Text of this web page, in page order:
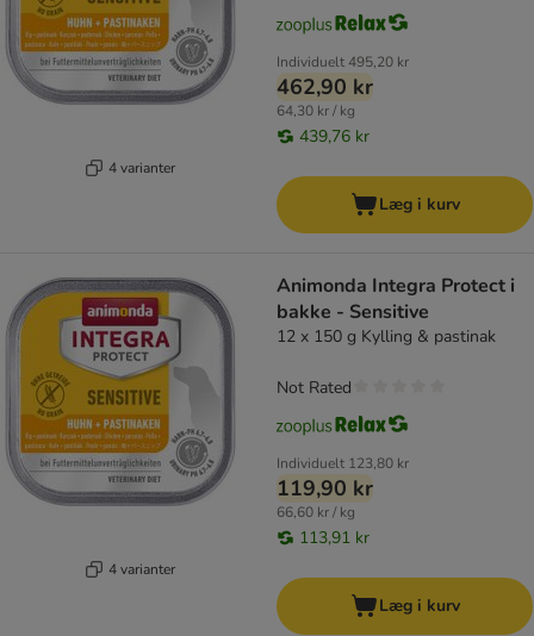
4 varianter
Individuelt495,20 kr
462,90 kr
64,30 kr / kg
439,76 kr
Læg i kurv
4 varianter
Animonda Integra Protect i
bakke - Sensitive
12 x 150 g Kylling & pastinak
Individuelt 123,80 kr
119,90 kr
66,60 kr / kg
113,91 kr
Not Rated
Læg i kurv